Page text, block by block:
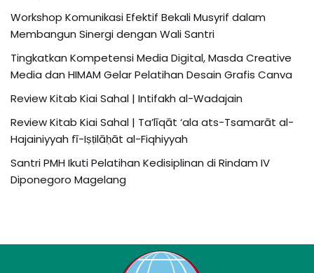
Workshop Komunikasi Efektif Bekali Musyrif dalam
Membangun Sinergi dengan Wali Santri
Tingkatkan Kompetensi Media Digital, Masda Creative
Media dan HIMAM Gelar Pelatihan Desain Grafis Canva
Review Kitab Kiai Sahal | Intifakh al-Wadajain
Review Kitab Kiai Sahal | Ta’līqāt ‘ala ats-Tsamarāt al-
Hajainiyyah fī-Iṣṭilāḥāt al-Fiqhiyyah
Santri PMH Ikuti Pelatihan Kedisiplinan di Rindam IV
Diponegoro Magelang